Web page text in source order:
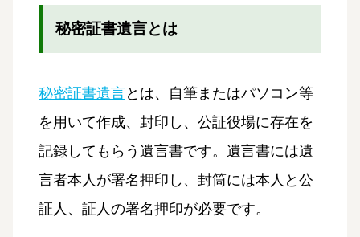
秘密証書遺言とは
秘密証書遺言とは、自筆またはパソコン等
を用いて作成、封印し、公証役場に存在を
記録してもらう遺言書です。遺言書には遺
言者本人が署名押印し、封筒には本人と公
証人、証人の署名押印が必要です。